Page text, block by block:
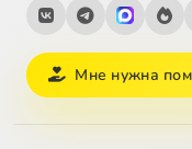
Мне нужна